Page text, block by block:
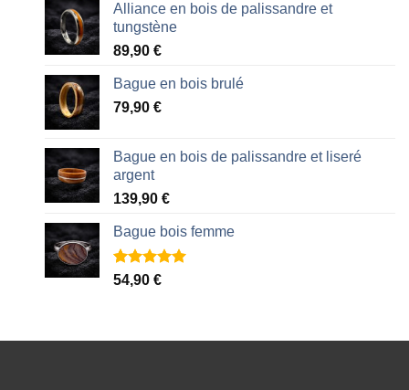
Alliance en bois de palissandre et
tungstène
89,90 €
Bague en bois brulé
79,90 €
Bague en bois de palissandre et liseré
argent
139,90 €
Bague bois femme
Noté5.00
2
54,90 €